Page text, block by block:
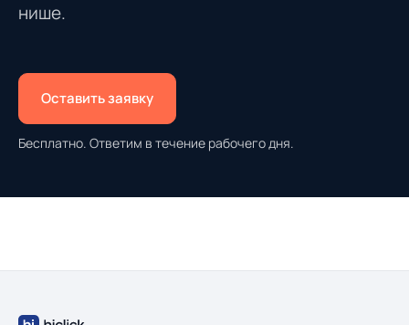
нише.
Оставить заявку
Бесплатно. Ответим в течение рабочего дня.